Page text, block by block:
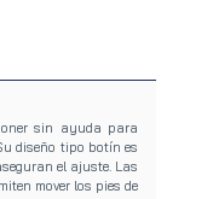
sin ayuda para
diseño tipo botín es
el ajuste. Las
mover los pies de